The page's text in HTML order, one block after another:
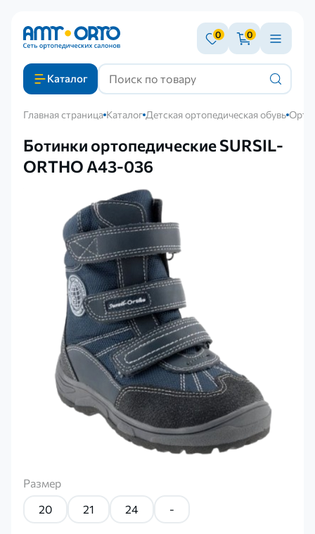
0 0
Каталог
Главная страница Каталог Детская ортопедическая обувь
Ботинки ортопедические SURSIL-
ORTHO А43-036
Размер
20
21 24 -